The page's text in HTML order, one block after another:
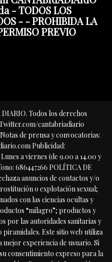
- TODOS LOS
- - PROHIBIDA LA
PREVIO
Todos los derechos
cantabriadiario
de prensa y convocatorias:
Publicidad:
a viernes (de 9.00 a 14.00 y
686447266 POLÍTICA DE
anuncios de contactos y/o
o explotación sexual;
con las ciencias ocultas y
“milagro”; productos y
por las autoridades sanitarias y
piramidales. Este sitio web utiliza
experiencia de usuario. Si
consentimiento expreso para la